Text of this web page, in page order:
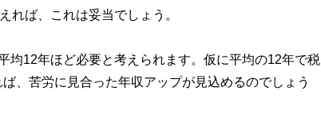
れば、これは妥当でしょう。
12年ほど必要と考えられます。仮に平均の12年で税
、苦労に見合った年収アップが見込めるのでしょう